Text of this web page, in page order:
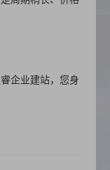
企业建站，您身